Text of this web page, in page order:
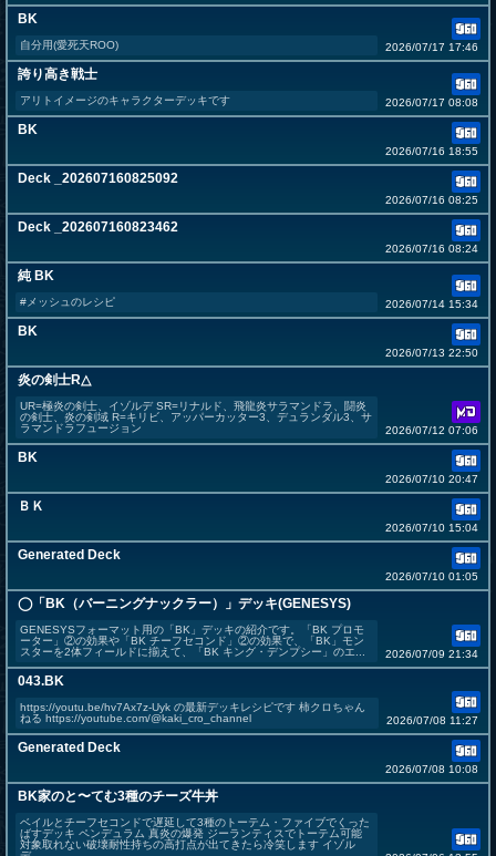
BK
自分用(愛死天ROO) 2026/07/17 17:46
誇り高き戦士
アリトイメージのキャラクターデッキです 2026/07/17 08:08
BK
2026/07/16 18:55
Deck _202607160825092
2026/07/16 08:25
Deck _202607160823462
2026/07/16 08:24
純 BK
#メッシュのレシピ 2026/07/14 15:34
BK
2026/07/13 22:50
炎の剣士R△
UR=極炎の剣士、イゾルデ SR=リナルド、飛龍炎サラマンドラ、闘炎
の剣士、炎の剣域 R=キリビ、アッパーカッター3、デュランダル3、サ
ラマンドラフュージョン
2026/07/12 07:06
BK
2026/07/10 20:47
ＢＫ
2026/07/10 15:04
Generated Deck
2026/07/10 01:05
◯「BK（バーニングナックラー）」デッキ(GENESYS)
GENESYSフォーマット用の「BK」デッキの紹介です。「BK プロモ
ーター」②の効果や「BK チーフセコンド」②の効果で、「BK」モン
スターを2体フィールドに揃えて、「BK キング・デンプシー」のエ...
2026/07/09 21:34
043.BK
https://youtu.be/hv7Ax7z-Uyk の最新デッキレシピです 柿クロちゃん
ねる https://youtube.com/@kaki_cro_channel
2026/07/08 11:27
Generated Deck
2026/07/08 10:08
BK家のと〜てむ3種のチーズ牛丼
ベイルとチーフセコンドで遅延して3種のトーテム・ファイブでくった
ばすデッキ ペンデュラム 真炎の爆発 ジーランティスでトーテム可能
対象取れない破壊耐性持ちの高打点が出てきたら冷笑します イゾル